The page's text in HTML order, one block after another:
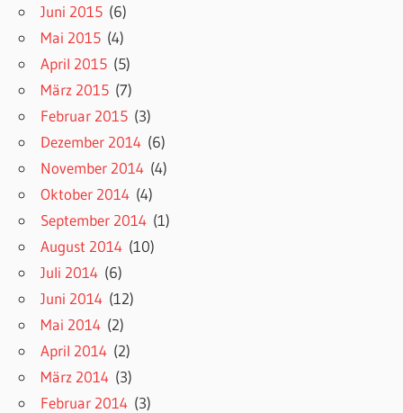
Juni 2015 (6)
Mai 2015 (4)
April 2015 (5)
März 2015 (7)
Februar 2015 (3)
Dezember 2014 (6)
November 2014 (4)
Oktober 2014 (4)
September 2014 (1)
August 2014 (10)
Juli 2014 (6)
Juni 2014 (12)
Mai 2014 (2)
April 2014 (2)
März 2014 (3)
Februar 2014 (3)